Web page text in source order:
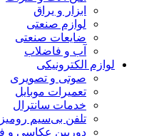
ابزار و یراق
لوازم صنعتی
ضایعات صنعتی
آب و فاضلاب
لوازم الکترونیکی
صوتی و تصویری
تعمیرات موبایل
خدمات سانترال
تلفن بی‌سیم
دوربین عکاسی و